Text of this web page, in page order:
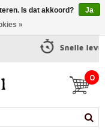
0
Is dat akkoord?
Ja
»